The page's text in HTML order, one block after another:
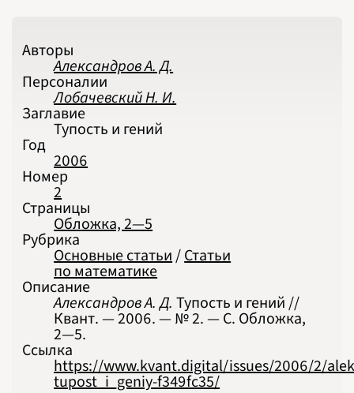
Авторы
Александров А. Д.
Персоналии
Лобачевский Н. И.
Заглавие
Тупость и гений
Год
2006
Номер
2
Страницы
Обложка, 2—5
Рубрика
Основные статьи /Статьи
по математике
Описание
Александров А. Д. Тупость и гений //
Квант. — 2006. — № 2. — С. Обложка,
2‍—‍5.
Ссылка
https://www.kvant.digital/issues/2006/2/
tupost_i_geniy-f349fc35/